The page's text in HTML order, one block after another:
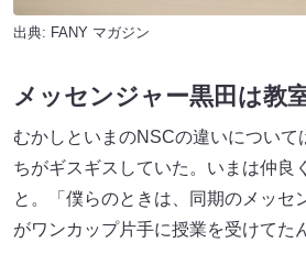
出典: FANY マガジン
メッセンジャー黒田は教
むかしといまのNSCの違いについて
ちがギスギスしていた。いまは仲良
と。「僕らのときは、同期のメッセ
がワンカップ片手に授業を受けてた